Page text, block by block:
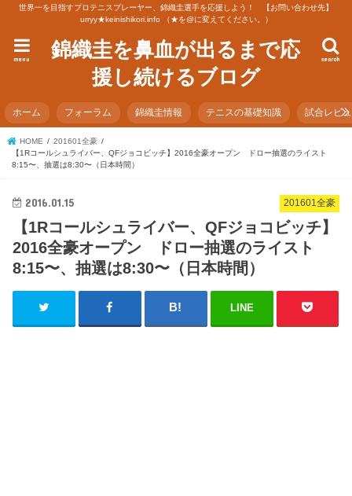
世界一を目指すプロテニスプレーヤー、錦織圭選手を応援しよう！ 【お問い合わせ先】
urryy★keinishikori.info （★を@に変えてください。）
錦織圭を鼻血が出るまで応
援し続けるブログ
search
menu
ホーム フォーラム 錦織圭情報 テニスの基礎知識 試合レビ
HOME
201601全豪
【1Rコールシュライバー、QFジョコビッチ】2016全豪オープン ドロー抽選のライスト
8:15〜、抽選は8:30〜（日本時間）
201601全豪
2016.01.15
【1Rコールシュライバー、QFジョコビッチ】
2016全豪オープン ドロー抽選のライスト
8:15〜、抽選は8:30〜（日本時間）
LINE